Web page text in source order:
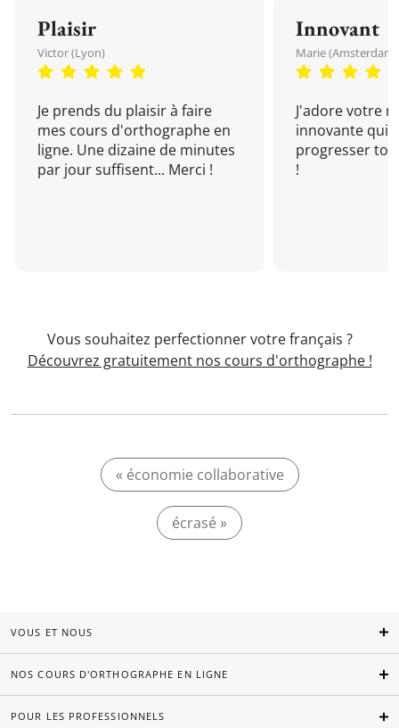
Plaisir
Victor (Lyon)
Je prends du plaisir à faire
mes cours d'orthographe en
ligne. Une dizaine de minutes
par jour suffisent... Merci !
Innovant
Marie (Amsterdam)
J'adore votre
innovante qui
progresser
!
Vous souhaitez perfectionner votre français ?
Découvrez gratuitement nos cours d'orthographe !
« économie collaborative
écrasé »
VOUS ET NOUS
NOS COURS D'ORTHOGRAPHE EN LIGNE
POUR LES PROFESSIONNELS